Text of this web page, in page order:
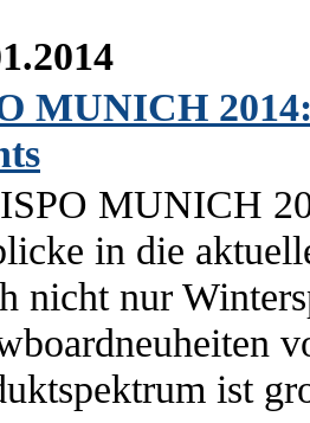
MUNICH
MUNICH
in die
nicht nur
ist